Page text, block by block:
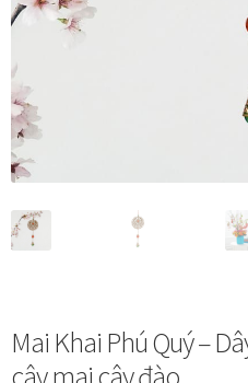
BLOG
Bộ sưu tập tranh
Bộ sưu tập Mã Vương – Quà
Chính Sách Đổi Trả
Mai Khai Phú Quý –